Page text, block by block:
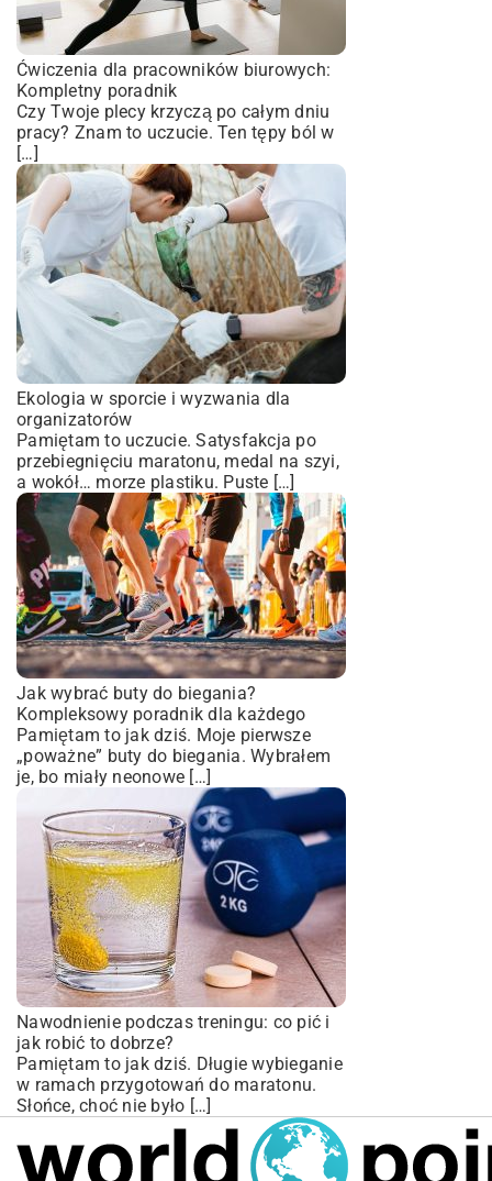
Ćwiczenia dla pracowników biurowych:
Kompletny poradnik
Czy Twoje plecy krzyczą po całym dniu
pracy? Znam to uczucie. Ten tępy ból w
[…]
Ekologia w sporcie i wyzwania dla
organizatorów
Pamiętam to uczucie. Satysfakcja po
przebiegnięciu maratonu, medal na szyi,
a wokół… morze plastiku. Puste […]
Jak wybrać buty do biegania?
Kompleksowy poradnik dla każdego
Pamiętam to jak dziś. Moje pierwsze
„poważne” buty do biegania. Wybrałem
je, bo miały neonowe […]
Nawodnienie podczas treningu: co pić i
jak robić to dobrze?
Pamiętam to jak dziś. Długie wybieganie
w ramach przygotowań do maratonu.
Słońce, choć nie było […]